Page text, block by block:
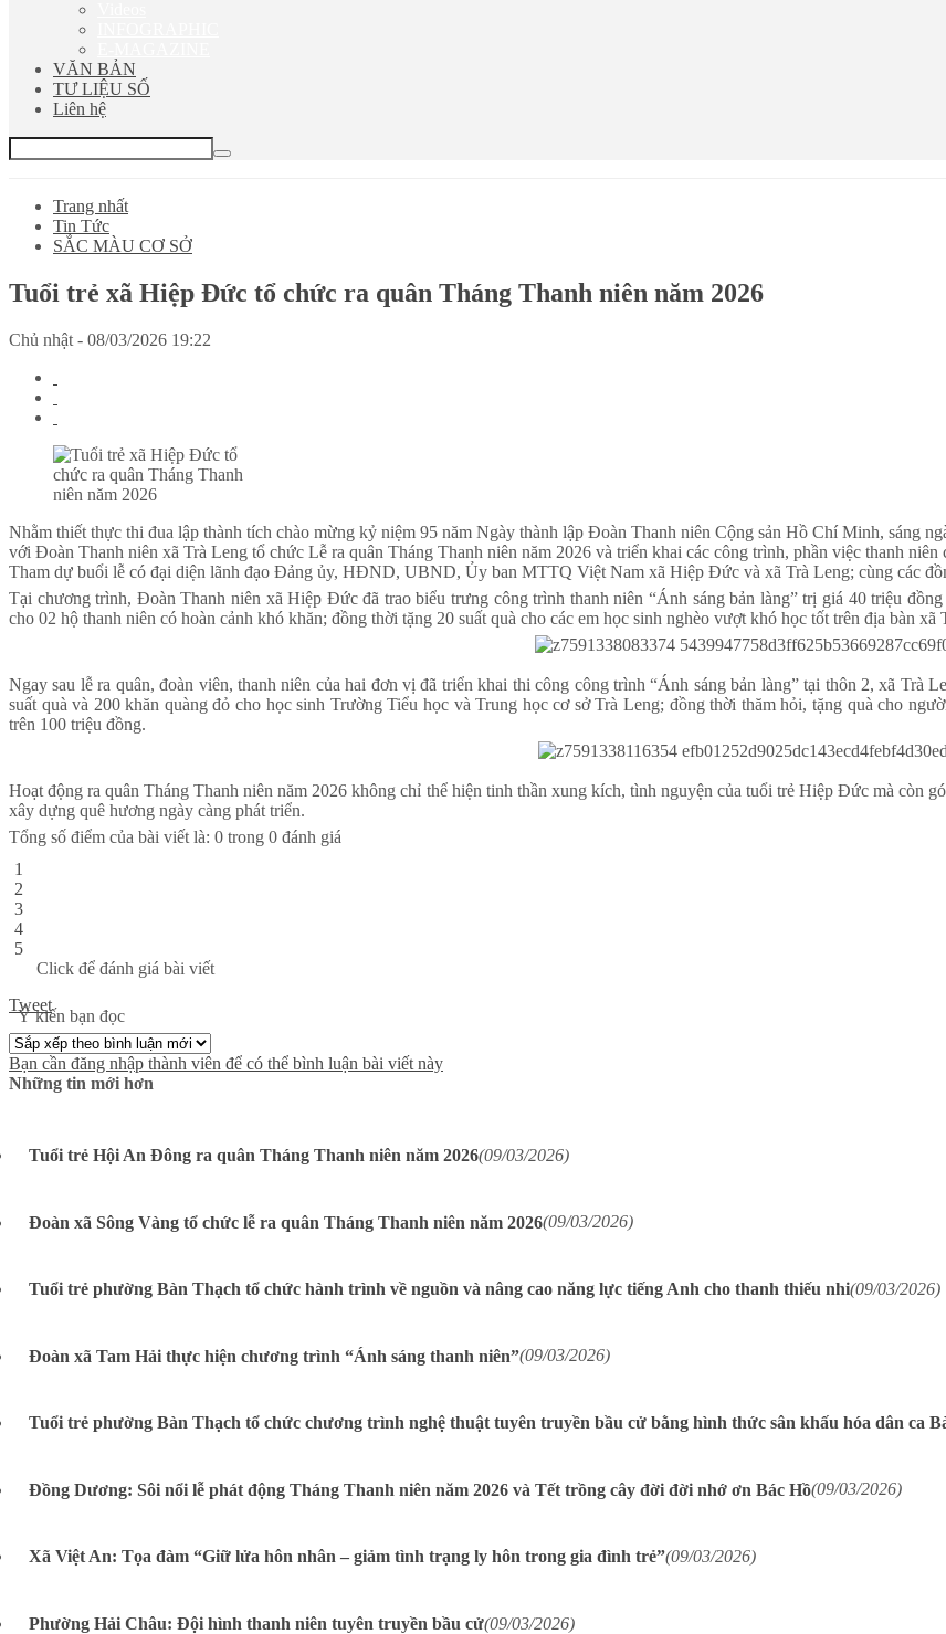
VĂN BẢN
TƯ LIỆU SỐ
Liên hệ
Trang nhất
Tin Tức
SẮC MÀU CƠ SỞ
Tuổi trẻ xã Hiệp Đức tổ chức ra quân Tháng Thanh niên năm 2026
Chủ nhật - 08/03/2026 19:22
Nhằm thiết thực thi đua lập thành tích chào mừng kỷ niệm 95 năm Ngày thành lập Đoàn Thanh niên Cộng sản Hồ Chí Minh, sáng
với Đoàn Thanh niên xã Trà Leng tổ chức Lễ ra quân Tháng Thanh niên năm 2026 và triển khai các công trình, phần việc thanh
Tham dự buổi lễ có đại diện lãnh đạo Đảng ủy, HĐND, UBND, Ủy ban MTTQ Việt Nam xã Hiệp Đức và xã Trà Leng; cùng các
Tại chương trình, Đoàn Thanh niên xã Hiệp Đức đã trao biểu trưng công trình thanh niên “Ánh sáng bản làng” trị giá 40 triệu
cho 02 hộ thanh niên có hoàn cảnh khó khăn; đồng thời tặng 20 suất quà cho các em học sinh nghèo vượt khó học tốt trên địa bàn xã
Ngay sau lễ ra quân, đoàn viên, thanh niên của hai đơn vị đã triển khai thi công công trình “Ánh sáng bản làng” tại thôn 2, xã Trà
suất quà và 200 khăn quàng đỏ cho học sinh Trường Tiểu học và Trung học cơ sở Trà Leng; đồng thời thăm hỏi, tặng quà cho
trên 100 triệu đồng.
Hoạt động ra quân Tháng Thanh niên năm 2026 không chỉ thể hiện tinh thần xung kích, tình nguyện của tuổi trẻ Hiệp Đức mà còn
xây dựng quê hương ngày càng phát triển.
Tổng số điểm của bài viết là: 0 trong 0 đánh giá
1
2
3
4
5
Click để đánh giá bài viết
Tweet
Ý kiến bạn đọc
Bạn cần đăng nhập thành viên để có thể bình luận bài viết này
Những tin mới hơn
Tuổi trẻ Hội An Đông ra quân Tháng Thanh niên năm 2026(09/03/2026)
Đoàn xã Sông Vàng tổ chức lễ ra quân Tháng Thanh niên năm 2026(09/03/2026)
Tuổi trẻ phường Bàn Thạch tổ chức hành trình về nguồn và nâng cao năng lực tiếng Anh cho thanh thiếu nhi(09/03/2026)
Đoàn xã Tam Hải thực hiện chương trình “Ánh sáng thanh niên”(09/03/2026)
Tuổi trẻ phường Bàn Thạch tổ chức chương trình nghệ thuật tuyên truyền bầu cử bằng hình thức sân khấu hóa dân ca
Đồng Dương: Sôi nổi lễ phát động Tháng Thanh niên năm 2026 và Tết trồng cây đời đời nhớ ơn Bác Hồ(09/03/2026)
Xã Việt An: Tọa đàm “Giữ lửa hôn nhân – giảm tình trạng ly hôn trong gia đình trẻ”(09/03/2026)
Phường Hải Châu: Đội hình thanh niên tuyên truyền bầu cử(09/03/2026)